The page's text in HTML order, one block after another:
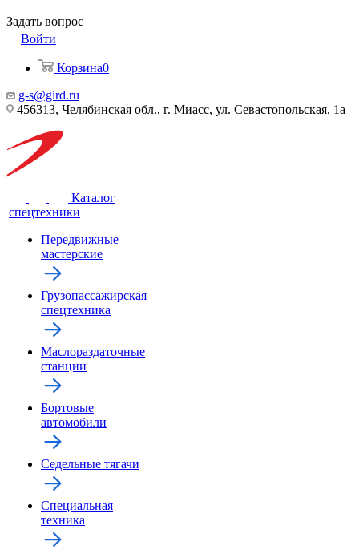
Задать вопрос
Войти
Корзина0
g-s@gird.ru
456313, Челябинская обл., г. Миасс, ул. Севастопольская, 1а
Каталог
спецтехники
Передвижные
мастерские
Грузопассажирская
спецтехника
Маслораздаточные
станции
Бортовые
автомобили
Седельные тягачи
Специальная
техника